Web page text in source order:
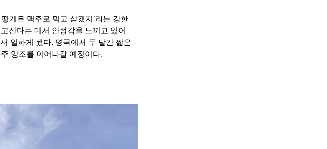
게든 맥주로 먹고 살겠지’라는 강한
산다는 데서 안정감을 느끼고 있어
일하게 됐다. 영국에서 두 달간 짧은
양조를 이어나갈 예정이다.